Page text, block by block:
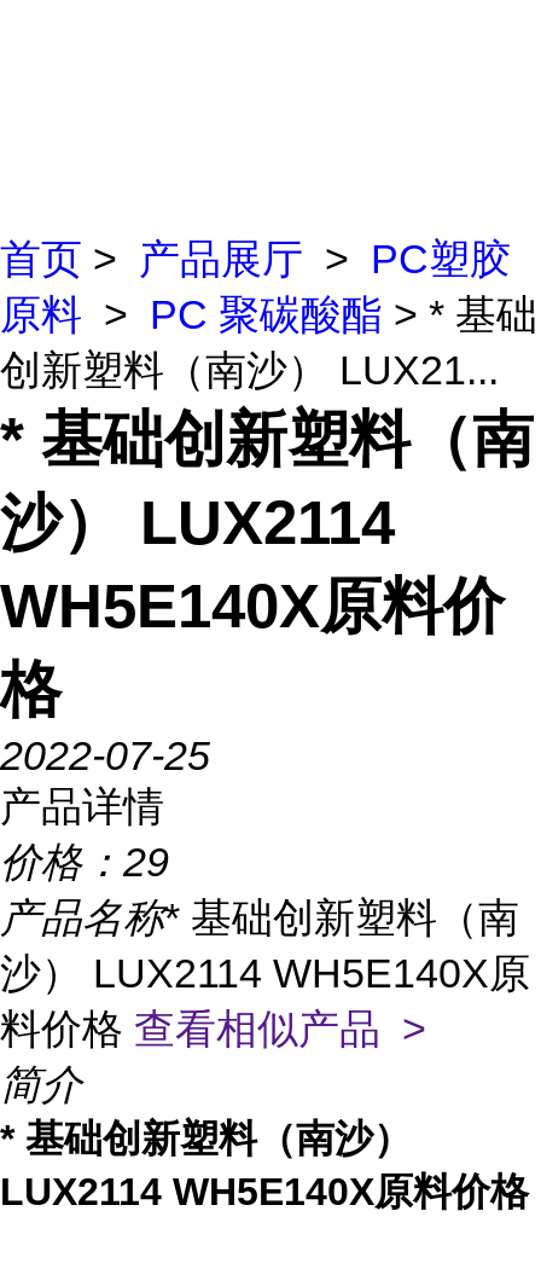
首页 > 产品展厅 > PC塑胶
原料 > PC 聚碳酸酯 > * 基础
创新塑料（南沙） LUX21...
* 基础创新塑料（南
沙） LUX2114
WH5E140X原料价
格
2022-07-25
产品详情
价格： 29
产品名称* 基础创新塑料（南
沙） LUX2114 WH5E140X原
料价格 查看相似产品 >
简介
* 基础创新塑料（南沙）
LUX2114 WH5E140X原料价格